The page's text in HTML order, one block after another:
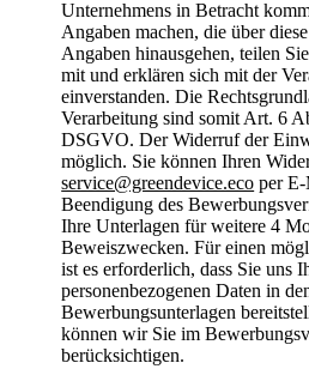
Unternehmens in Betracht
Angaben machen, die über
Angaben hinausgehen, teilen
mit und erklären sich mit der
einverstanden. Die
Verarbeitung sind somit Art. 6
DSGVO. Der Widerruf der
möglich. Sie können Ihren
service@greendevice.eco per
Beendigung des
Ihre Unterlagen für weitere 4
Beweiszwecken. Für einen
ist es erforderlich, dass Sie uns
personenbezogenen Daten in
Bewerbungsunterlagen
können wir Sie im
berücksichtigen.